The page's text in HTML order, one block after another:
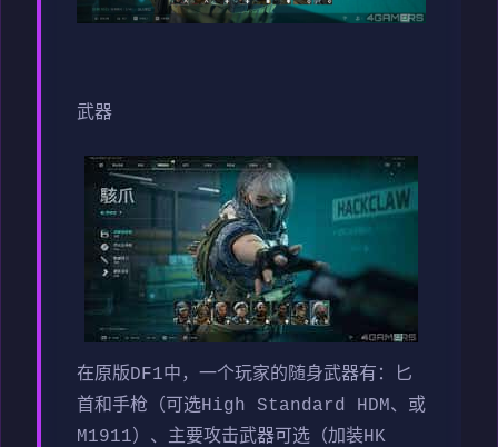
武器
在原版DF1中，一个玩家的随身武器有：匕
首和手枪（可选High Standard HDM、或
M1911）、主要攻击武器可选（加装HK